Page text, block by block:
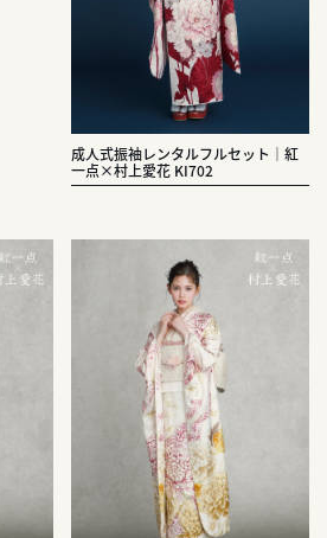
成人式振袖レンタルフルセット｜紅
一点×村上愛花 KI702